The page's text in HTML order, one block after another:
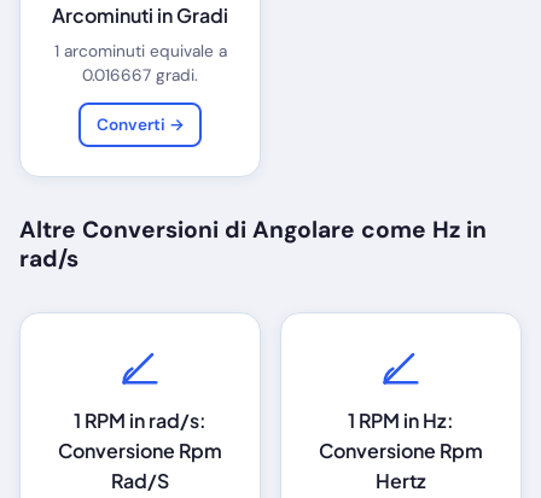
Arcominuti in Gradi
1 arcominuti equivale a
0.016667 gradi.
Converti →
Altre Conversioni di Angolare come Hz in
rad/s
1 RPM in rad/s:
Conversione Rpm
Rad/S
1 RPM in Hz:
Conversione Rpm
Hertz